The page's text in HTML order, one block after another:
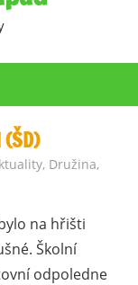
(ŠD)
, Družina,
na hřišti
Školní
odpoledne